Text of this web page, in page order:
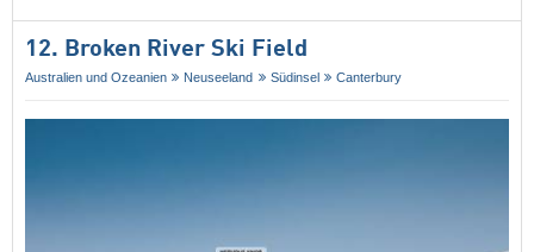
12. Broken River Ski Field
Australien und Ozeanien Neuseeland Südinsel Canterbury